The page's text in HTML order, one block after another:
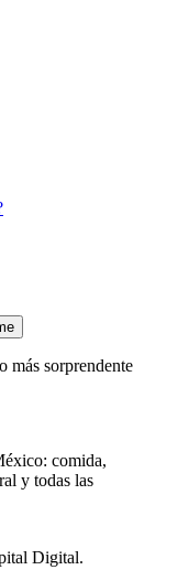
más sorprendente
comida,
y todas las
Digital.